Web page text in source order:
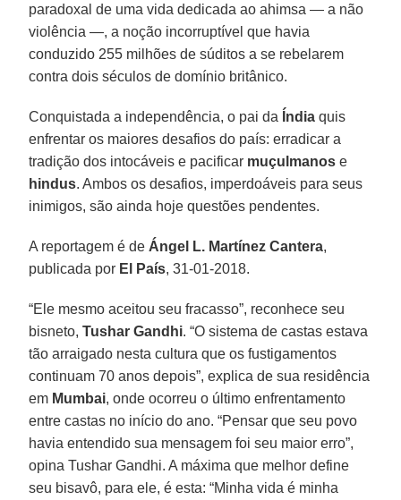
paradoxal de uma vida dedicada ao ahimsa — a não
violência —, a noção incorruptível que havia
conduzido 255 milhões de súditos a se rebelarem
contra dois séculos de domínio britânico.
Conquistada a independência, o pai da Índia quis
enfrentar os maiores desafios do país: erradicar a
tradição dos intocáveis e pacificar muçulmanos e
hindus. Ambos os desafios, imperdoáveis para seus
inimigos, são ainda hoje questões pendentes.
A reportagem é de Ángel L. Martínez Cantera,
publicada por El País, 31-01-2018.
“Ele mesmo aceitou seu fracasso”, reconhece seu
bisneto,Tushar Gandhi. “O sistema de castas estava
tão arraigado nesta cultura que os fustigamentos
continuam 70 anos depois”, explica de sua residência
em Mumbai, onde ocorreu o último enfrentamento
entre castas no início do ano. “Pensar que seu povo
havia entendido sua mensagem foi seu maior erro”,
opina Tushar Gandhi. A máxima que melhor define
seu bisavô, para ele, é esta: “Minha vida é minha